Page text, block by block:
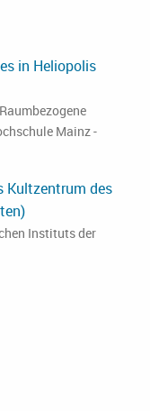
in Heliopolis
Mainz -
Kultzentrum des
Instituts der